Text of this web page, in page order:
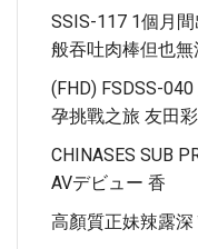
SSIS-117 1個月
般吞吐肉棒但也
(FHD) FSDSS-
孕挑戰之旅 友田彩
CHINASES SUB
AVデビュー 香
高顏質正妹辣露